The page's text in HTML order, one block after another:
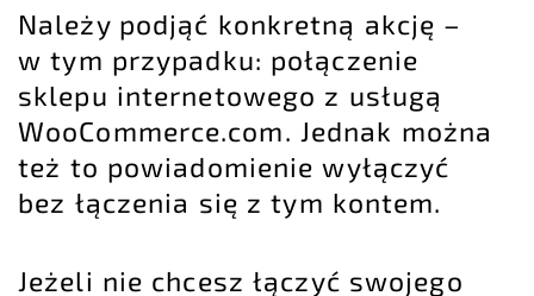
Należy podjąć konkretną akcję –
w tym przypadku: połączenie
sklepu internetowego z usługą
WooCommerce.com. Jednak można
też to powiadomienie wyłączyć
bez łączenia się z tym kontem.
Jeżeli nie chcesz łączyć swojego